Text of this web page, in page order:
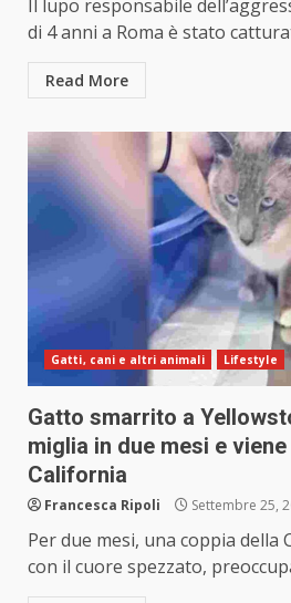
Il lupo responsabile
di 4 anni a Roma è stato
Read More
Gatti, cani e altri animali Lifestyle
Gatto smarrito a
miglia in due mesi e
California
Francesca Ripoli Settembre 25,
Per due mesi, una coppia della
con il cuore spezzato,